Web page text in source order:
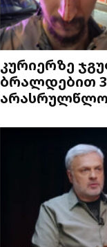
კურიერზე
ბრალდებით 3